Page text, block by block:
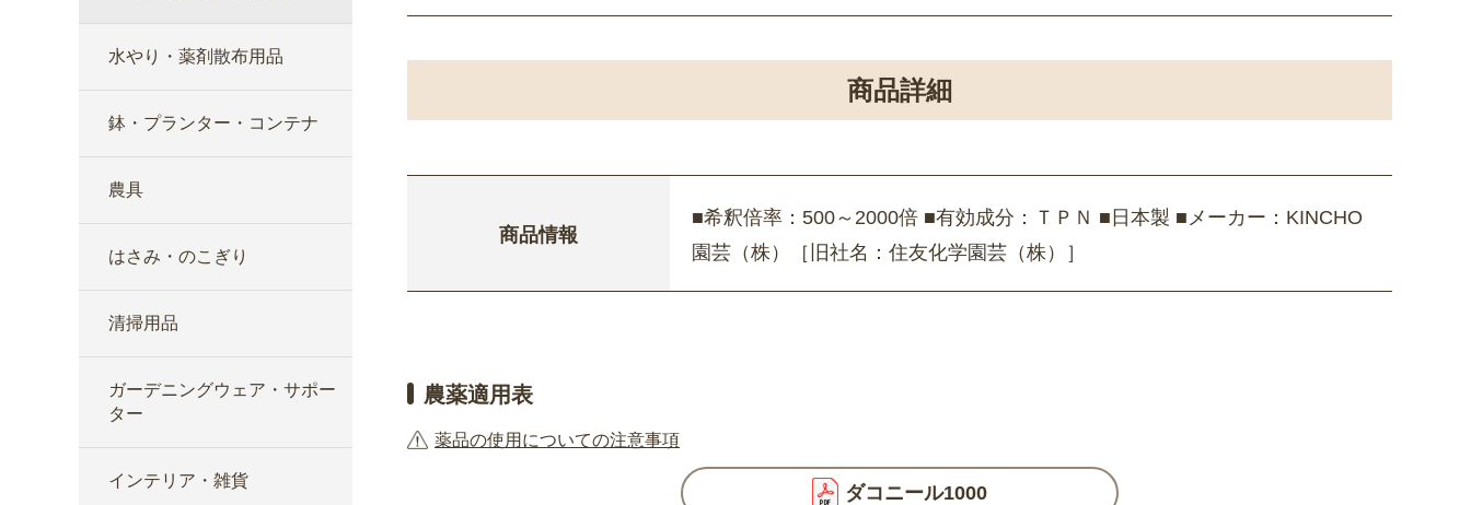
水やり・薬剤散布用品
鉢・プランター・コンテナ
農具
はさみ・のこぎり
清掃用品
ガーデニングウェア・サポー
ター
インテリア・雑貨
商品詳細
商品情報
■希釈倍率：500～2000倍 ■有効成分：ＴＰＮ ■日本製 ■メーカー：KINCHO
園芸（株）［旧社名：住友化学園芸（株）］
農薬適用表
薬品の使用についての注意事項
ダコニール1000